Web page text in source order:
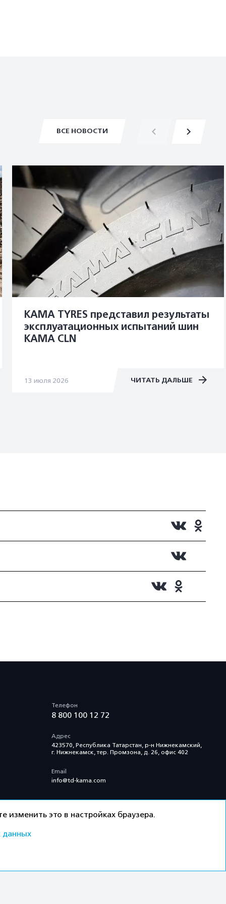
ВСЕ НОВОСТИ
KAMA TYRES представил результаты
эксплуатационных испытаний шин
KAMA CLN
13 июля 2026 ЧИТАТЬ ДАЛЬШЕ
Телефон
8 800 100 12 72
Адрес
423570, Республика Татарстан, р-н Нижнекамский,
г. Нижнекамск, тер. Промзона, д. 26, офис 402
Email
info@td-kama.com
это в настройках браузера.
данных